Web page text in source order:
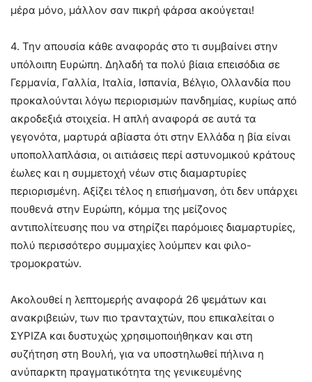
μέρα μόνο, μάλλον σαν πικρή φάρσα ακούγεται!
4. Την απουσία κάθε αναφοράς στο τι συμβαίνει στην
υπόλοιπη Ευρώπη. Δηλαδή τα πολύ βίαια επεισόδια σε
Γερμανία, Γαλλία, Ιταλία, Ισπανία, Βέλγιο, Ολλανδία που
προκαλούνται λόγω περιορισμών πανδημίας, κυρίως από
ακροδεξιά στοιχεία. Η απλή αναφορά σε αυτά τα
γεγονότα, μαρτυρά αβίαστα ότι στην Ελλάδα η βία είναι
υποπολλαπλάσια, οι αιτιάσεις περί αστυνομικού κράτους
έωλες και η συμμετοχή νέων στις διαμαρτυρίες
περιορισμένη. Αξίζει τέλος η επισήμανση, ότι δεν υπάρχει
πουθενά στην Ευρώπη, κόμμα της μείζονος
αντιπολίτευσης που να στηρίζει παρόμοιες διαμαρτυρίες,
πολύ περισσότερο συμμαχίες λούμπεν και φιλο-
τρομοκρατών.
Ακολουθεί η λεπτομερής αναφορά 26 ψεμάτων και
ανακριβειών, των πιο τρανταχτών, που επικαλείται ο
ΣΥΡΙΖΑ και δυστυχώς χρησιμοποιήθηκαν και στη
συζήτηση στη Βουλή, για να υποστηλωθεί πήλινα η
ανύπαρκτη πραγματικότητα της γενικευμένης